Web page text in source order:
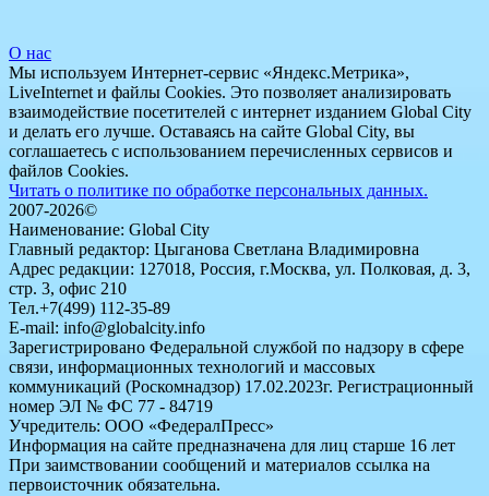
О нас
Мы используем Интернет-сервис «Яндекс.Метрика»,
LiveInternet и файлы Cookies. Это позволяет анализировать
взаимодействие посетителей с интернет изданием Global City
и делать его лучше. Оставаясь на сайте Global City, вы
соглашаетесь с использованием перечисленных сервисов и
файлов Cookies.
Читать о политике по обработке персональных данных.
2007-2026©
Наименование: Global City
Главный редактор: Цыганова Светлана Владимировна
Адрес редакции: 127018, Россия, г.Москва, ул. Полковая, д. 3,
стр. 3, офис 210
Тел.+7(499) 112-35-89
E-mail: info@globalcity.info
Зарегистрировано Федеральной службой по надзору в сфере
связи, информационных технологий и массовых
коммуникаций (Роскомнадзор) 17.02.2023г. Регистрационный
номер ЭЛ № ФС 77 - 84719
Учредитель: ООО «ФедералПресс»
Информация на сайте предназначена для лиц старше 16 лет
При заимствовании сообщений и материалов ссылка на
первоисточник обязательна.